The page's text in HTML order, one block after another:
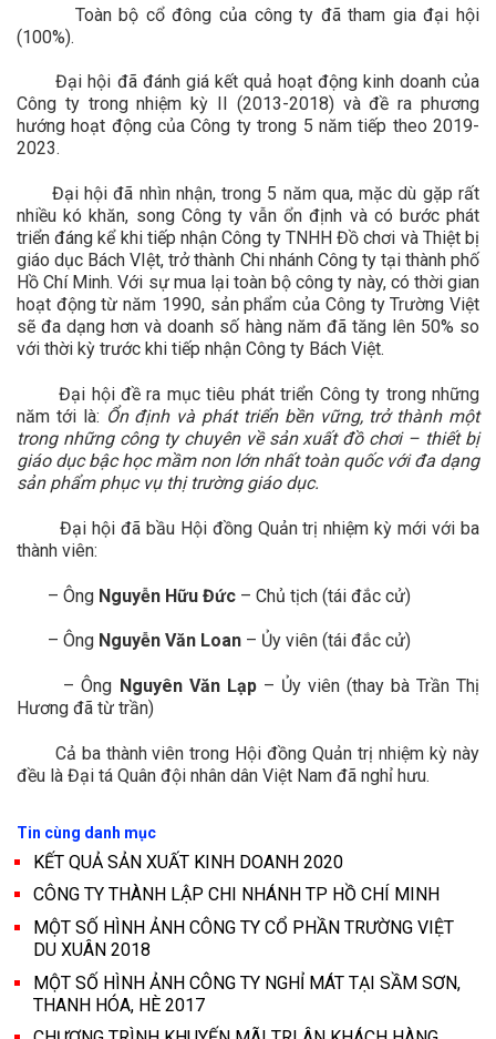
Toàn bộ cổ đông của công ty đã tham gia đại hội
(100%).
Đại hội đã đánh giá kết quả hoạt động kinh doanh của
Công ty trong nhiệm kỳ II (2013-2018) và đề ra phương
hướng hoạt động của Công ty trong 5 năm tiếp theo 2019-
2023.
Đại hội đã nhìn nhận, trong 5 năm qua, mặc dù gặp rất
nhiều kó khăn, song Công ty vẫn ổn định và có bước phát
triển đáng kể khi tiếp nhận Công ty TNHH Đồ chơi và Thiệt bị
giáo dục Bách VIệt, trở thành Chi nhánh Công ty tại thành phố
Hồ Chí Minh. Với sự mua lại toàn bộ công ty này, có thời gian
hoạt động từ năm 1990, sản phẩm của Công ty Trường Việt
sẽ đa dạng hơn và doanh số hàng năm đã tăng lên 50% so
với thời kỳ trước khi tiếp nhận Công ty Bách Việt.
Đại hội đề ra mục tiêu phát triển Công ty trong những
năm tới là: Ổn định và phát triển bền vững, trở thành một
trong những công ty chuyên về sản xuất đồ chơi – thiết bị
giáo dục bậc học mầm non lớn nhất toàn quốc với đa dạng
sản phẩm phục vụ thị trường giáo dục.
Đại hội đã bầu Hội đồng Quản trị nhiệm kỳ mới với ba
thành viên:
– Ông Nguyễn Hữu Đức – Chủ tịch (tái đắc cử)
– Ông Nguyễn Văn Loan – Ủy viên (tái đắc cử)
– Ông Nguyên Văn Lạp– Ủy viên (thay bà Trần Thị
Hương đã từ trần)
Cả ba thành viên trong Hội đồng Quản trị nhiệm kỳ này
đều là Đại tá Quân đội nhân dân Việt Nam đã nghỉ hưu.
Tin cùng danh mục
KẾT QUẢ SẢN XUẤT KINH DOANH 2020
CÔNG TY THÀNH LẬP CHI NHÁNH TP HỒ CHÍ MINH
MỘT SỐ HÌNH ẢNH CÔNG TY CỔ PHẦN TRƯỜNG VIỆT
DU XUÂN 2018
MỘT SỐ HÌNH ẢNH CÔNG TY NGHỈ MÁT TẠI SẦM SƠN,
THANH HÓA, HÈ 2017